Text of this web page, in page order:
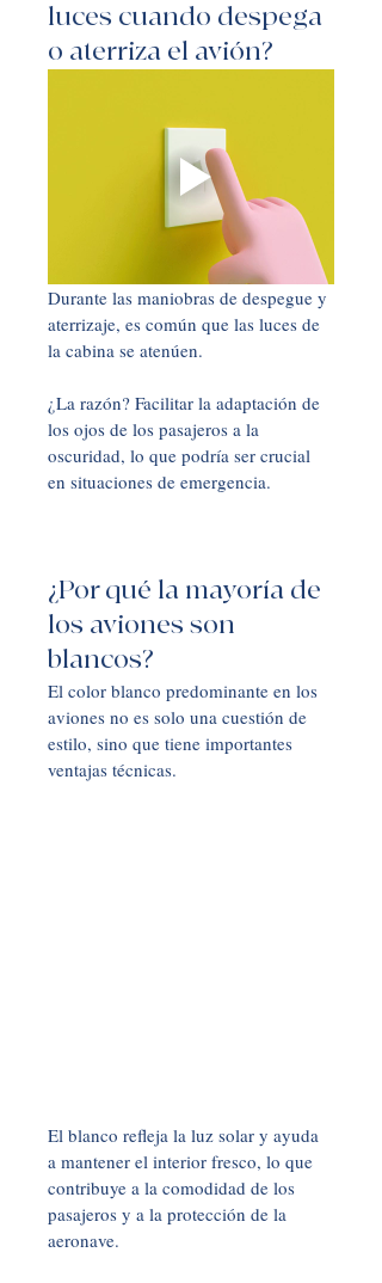
luces cuando despega
o aterriza el avión?
Durante las maniobras de despegue y
aterrizaje, es común que las luces de
la cabina se atenúen.
¿La razón? Facilitar la adaptación de
los ojos de los pasajeros a la
oscuridad, lo que podría ser crucial
en situaciones de emergencia.
¿Por qué la mayoría de
los aviones son
blancos?
El color blanco predominante en los
aviones no es solo una cuestión de
estilo, sino que tiene importantes
ventajas técnicas.
El blanco refleja la luz solar y ayuda
a mantener el interior fresco, lo que
contribuye a la comodidad de los
pasajeros y a la protección de la
aeronave.